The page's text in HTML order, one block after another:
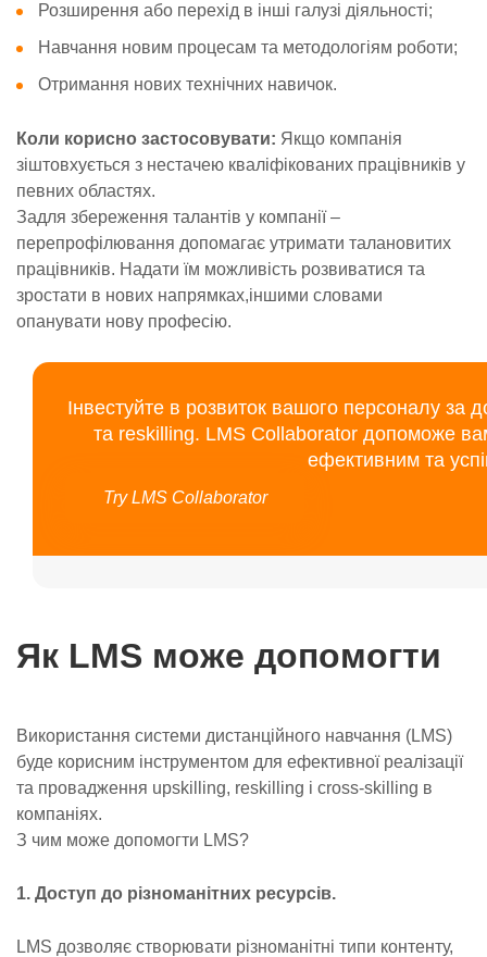
Розширення або перехід в інші галузі діяльності;
Навчання новим процесам та методологіям роботи;
Отримання нових технічних навичок.
Коли корисно застосовувати: Якщо компанія
зіштовхується з нестачею кваліфікованих працівників у
певних областях.
Задля збереження талантів у компанії –
перепрофілювання допомагає утримати талановитих
працівників. Надати їм можливість розвиватися та
зростати в нових напрямках,іншими словами
опанувати нову професію.
Інвестуйте в розвиток вашого персоналу
та reskilling. LMS Collaborator допоможе
ефективним та
Try LMS Collaborator
Як LMS може допомогти
Використання системи дистанційного навчання (LMS)
буде корисним інструментом для ефективної реалізації
та провадження upskilling, reskilling і cross-skilling в
компаніях.
З чим може допомогти LMS?
1. Доступ до різноманітних ресурсів.
LMS дозволяє створювати різноманітні типи контенту,